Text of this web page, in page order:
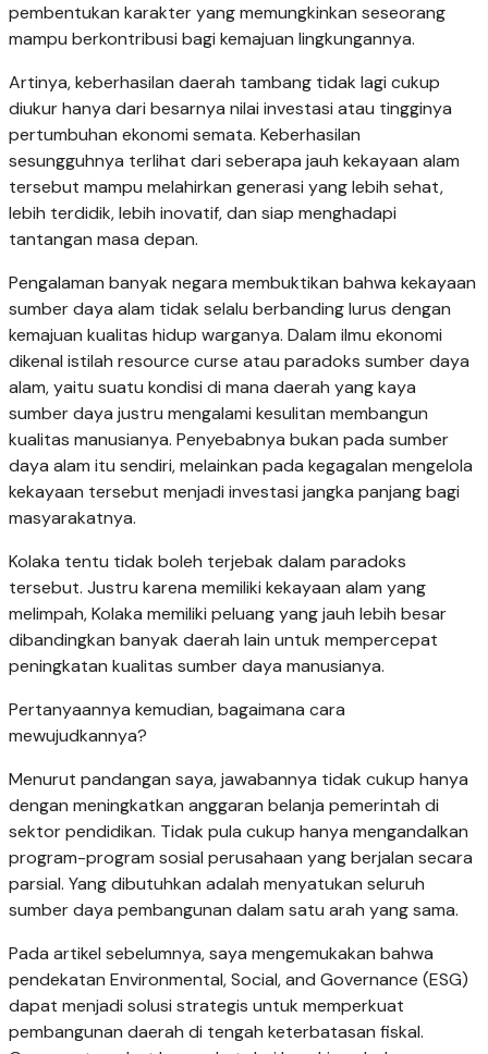
pembentukan karakter yang memungkinkan seseorang
mampu berkontribusi bagi kemajuan lingkungannya.
Artinya, keberhasilan daerah tambang tidak lagi cukup
diukur hanya dari besarnya nilai investasi atau tingginya
pertumbuhan ekonomi semata. Keberhasilan
sesungguhnya terlihat dari seberapa jauh kekayaan alam
tersebut mampu melahirkan generasi yang lebih sehat,
lebih terdidik, lebih inovatif, dan siap menghadapi
tantangan masa depan.
Pengalaman banyak negara membuktikan bahwa kekayaan
sumber daya alam tidak selalu berbanding lurus dengan
kemajuan kualitas hidup warganya. Dalam ilmu ekonomi
dikenal istilah resource curse atau paradoks sumber daya
alam, yaitu suatu kondisi di mana daerah yang kaya
sumber daya justru mengalami kesulitan membangun
kualitas manusianya. Penyebabnya bukan pada sumber
daya alam itu sendiri, melainkan pada kegagalan mengelola
kekayaan tersebut menjadi investasi jangka panjang bagi
masyarakatnya.
Kolaka tentu tidak boleh terjebak dalam paradoks
tersebut. Justru karena memiliki kekayaan alam yang
melimpah, Kolaka memiliki peluang yang jauh lebih besar
dibandingkan banyak daerah lain untuk mempercepat
peningkatan kualitas sumber daya manusianya.
Pertanyaannya kemudian, bagaimana cara
mewujudkannya?
Menurut pandangan saya, jawabannya tidak cukup hanya
dengan meningkatkan anggaran belanja pemerintah di
sektor pendidikan. Tidak pula cukup hanya mengandalkan
program-program sosial perusahaan yang berjalan secara
parsial. Yang dibutuhkan adalah menyatukan seluruh
sumber daya pembangunan dalam satu arah yang sama.
Pada artikel sebelumnya, saya mengemukakan bahwa
pendekatan Environmental, Social, and Governance (ESG)
dapat menjadi solusi strategis untuk memperkuat
pembangunan daerah di tengah keterbatasan fiskal.